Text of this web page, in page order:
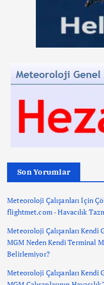
Son Yorumlar
Meteoroloji Çalışanları İçin
flightmet.com-Havacılık
Meteoroloji Çalışanları
MGM Neden Kendi Terminal
Belirlemiyor?
Meteoroloji Çalışanları